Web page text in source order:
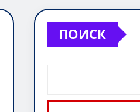
ПОИСК